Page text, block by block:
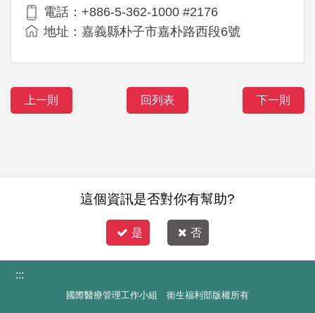
電話：+886-5-362-1000 #2176
地址：嘉義縣朴子市嘉朴路西段6號
上一則 回列表 下一則
這個資訊是否對你有幫助?
是 否
:::
國際醫療管理工作小組 衛生福利部版權所有